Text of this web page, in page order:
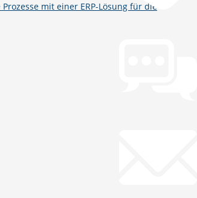
mit einer ERP-Lösung für die